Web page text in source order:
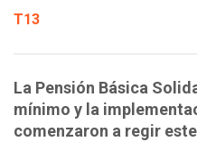
T13
La Pensión Básica
mínimo y la
comenzaron a regir